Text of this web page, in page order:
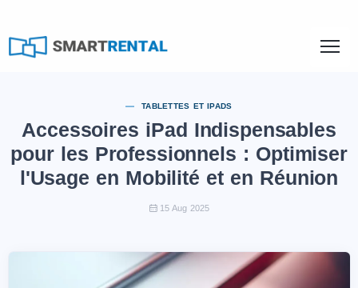
TABLETTES ET IPADS
Accessoires iPad Indispensables
pour les Professionnels : Optimiser
l'Usage en Mobilité et en Réunion
15 Aug 2025